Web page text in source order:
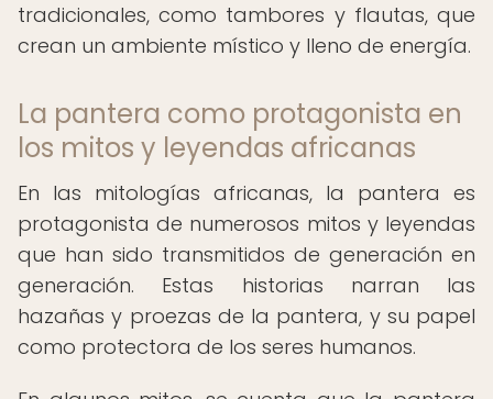
tradicionales, como tambores y flautas, que
crean un ambiente místico y lleno de energía.
La pantera como protagonista en
los mitos y leyendas africanas
En las mitologías africanas, la pantera es
protagonista de numerosos mitos y leyendas
que han sido transmitidos de generación en
generación. Estas historias narran las
hazañas y proezas de la pantera, y su papel
como protectora de los seres humanos.